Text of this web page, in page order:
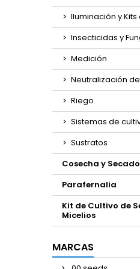
Iluminación y
Insecticidas y
Medición
Neutralización
Riego
Sistemas de
Sustratos
Cosecha y Secado
Parafernalia
Kit de Cultivo de
Micelios
MARCAS